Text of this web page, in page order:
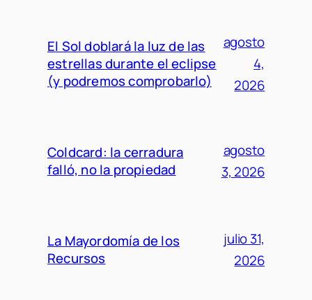
El Sol doblará la luz de las
estrellas durante el eclipse
(y podremos comprobarlo)
agosto
4,
2026
Coldcard: la cerradura
falló, no la propiedad
agosto
3, 2026
La Mayordomía de los
Recursos
julio 31,
2026